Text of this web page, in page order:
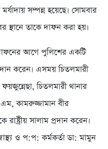
সম্পন্ন হয়েছে। সোমবার
স্থানে তাকে দাফন করা হয়।
আগে পুলিশের একটি
করেন। এসময় চিতলমারী
চিতলমারী থানার
কামরুজ্জামান বীর
সালাম প্রদান করেন।
ও প:প: কর্মকর্তা ডা: মামুন